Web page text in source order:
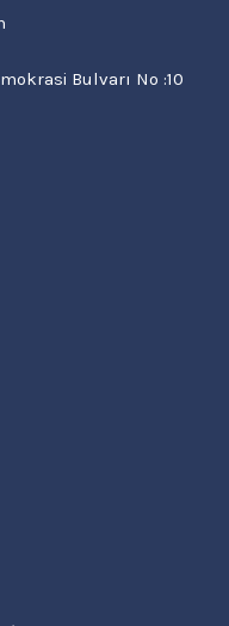
Bulvarı No :10